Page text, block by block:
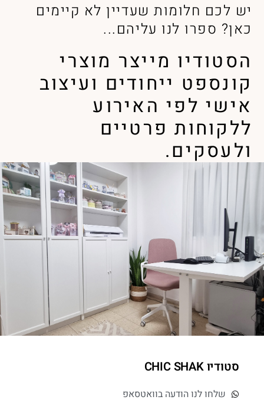
יש לכם חלומות שעדיין לא קיימים
כאן? ספרו לנו עליהם...
הסטודיו מייצר מוצרי
קונספט ייחודים ועיצוב
אישי לפי האירוע
ללקוחות פרטיים
ולעסקים.
סטודיו CHIC SHAK
שלחו לנו הודעה בוואטסאפ